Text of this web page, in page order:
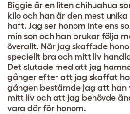
Biggie är en liten chihuahua
kilo och han är den mest
haft. Jag ser honom inte ens
min son och han brukar följa
överallt. När jag skaffade
speciellt bra och mitt liv
Det slutade med att jag
gånger efter att jag skaffat
gången bestämde jag att
mitt liv och att jag behövde
vara där för honom.